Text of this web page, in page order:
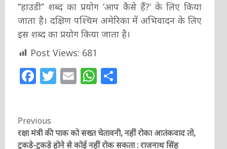
‘‘हाउडी’’ शब्द का प्रयोग ‘आप कैसे हैं?’ के लिए किया
जाता है। दक्षिण पश्चिम अमेरिका में अभिवादन के लिए
इस शब्द का प्रयोग किया जाता है।
Post Views: 681
Facebook
Twitter
EmailWhatsApp
Continue
Reading
Previous
रक्षा मंत्री की पाक को सख्त चेतावनी, नहीं रोका आतंकवाद तो,
टुकड़े-टुकड़े होने से कोई नहीं रोक सकता : राजनाथ सिंह